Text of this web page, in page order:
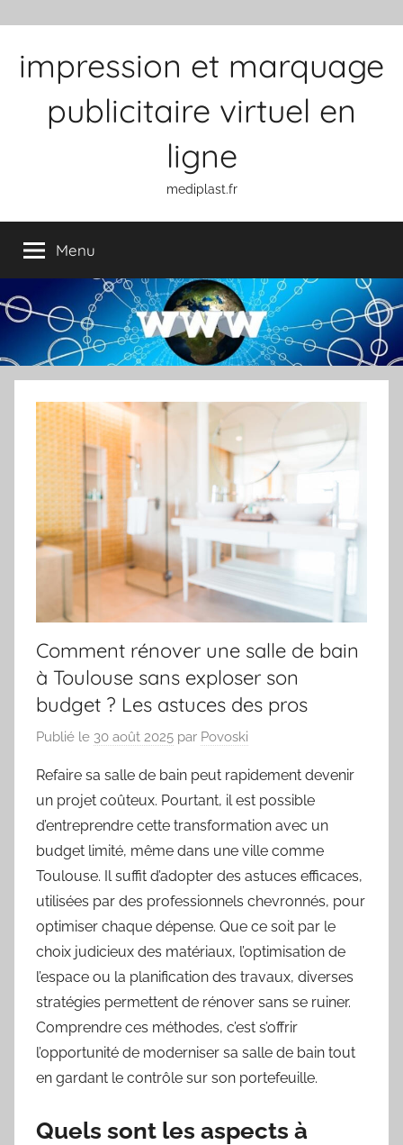
impression et marquage
publicitaire virtuel en
ligne
mediplast.fr
Menu
Comment rénover une salle de bain
à Toulouse sans exploser son
budget ? Les astuces des pros
Publié le 30 août 2025 par Povoski
Refaire sa salle de bain peut rapidement devenir
un projet coûteux. Pourtant, il est possible
d’entreprendre cette transformation avec un
budget limité, même dans une ville comme
Toulouse. Il suffit d’adopter des astuces efficaces,
utilisées par des professionnels chevronnés, pour
optimiser chaque dépense. Que ce soit par le
choix judicieux des matériaux, l’optimisation de
l’espace ou la planification des travaux, diverses
stratégies permettent de rénover sans se ruiner.
Comprendre ces méthodes, c’est s’offrir
l’opportunité de moderniser sa salle de bain tout
en gardant le contrôle sur son portefeuille.
Quels sont les aspects à